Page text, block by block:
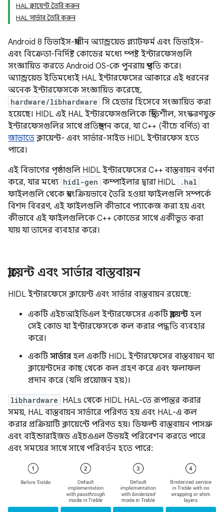
HAL ক্লায়েন্ট তৈরি করুন
HAL সার্ভার তৈরি করুন
Android 8 ডিভাইস-স্বাধীন অ্যান্ড্রয়েড প্ল্যাটফর্ম এবং ডিভাইস-
এবং বিক্রেতা-নির্দিষ্ট কোডের মধ্যে স্পষ্ট ইন্টারফেসগুলি
সংজ্ঞায়িত করতে Android OS-কে পুনরায় স্থপতি করে।
অ্যান্ড্রয়েড ইতিমধ্যেই HAL ইন্টারফেসের আকারে এই ধরনের
অনেক ইন্টারফেসকে সংজ্ঞায়িত করেছে,
hardware/libhardware সি হেডার হিসেবে সংজ্ঞায়িত করা
হয়েছে। HIDL এই HAL ইন্টারফেসগুলিকে স্থিতিশীল, সংস্করণযুক্ত
ইন্টারফেসগুলির সাথে প্রতিস্থাপন করে, যা C++ (নীচে বর্ণিত) বা
জাভাতেক্লায়েন্ট- এবং সার্ভার-সাইড HIDL ইন্টারফেস হতে
পারে।
এই বিভাগের পৃষ্ঠাগুলি HIDL ইন্টারফেসের C++ বাস্তবায়ন বর্ণনা
করে, যার মধ্যে hidl-gen কম্পাইলার দ্বারা HIDL .hal
ফাইলগুলি থেকে স্বয়ংক্রিয়ভাবে তৈরি হওয়া ফাইলগুলি সম্পর্কে
বিশদ বিবরণ, এই ফাইলগুলি কীভাবে প্যাকেজ করা হয় এবং
কীভাবে এই ফাইলগুলিকে C++ কোডের সাথে একীভূত করা
যায় যা তাদের ব্যবহার করে।
ক্লায়েন্ট এবং সার্ভার বাস্তবায়ন
HIDL ইন্টারফেসে ক্লায়েন্ট এবং সার্ভার বাস্তবায়ন রয়েছে:
একটি এইচআইডিএল ইন্টারফেসের একটিক্লায়েন্ট হল
সেই কোড যা ইন্টারফেসকে কল করার পদ্ধতি ব্যবহার
করে।
একটি সার্ভার হল একটি HIDL ইন্টারফেসের বাস্তবায়ন যা
ক্লায়েন্টদের কাছ থেকে কল গ্রহণ করে এবং ফলাফল
প্রদান করে (যদি প্রয়োজন হয়)।
libhardware HALs থেকে HIDL HAL-তে রূপান্তর করার
সময়, HAL বাস্তবায়ন সার্ভারে পরিণত হয় এবং HAL-এ কল
করার প্রক্রিয়াটি ক্লায়েন্টে পরিণত হয়। ডিফল্ট বাস্তবায়ন পাসথ্রু
এবং বাইন্ডারাইজড এইচএএল উভয়ই পরিবেশন করতে পারে
এবং সময়ের সাথে সাথে পরিবর্তন হতে পারে: